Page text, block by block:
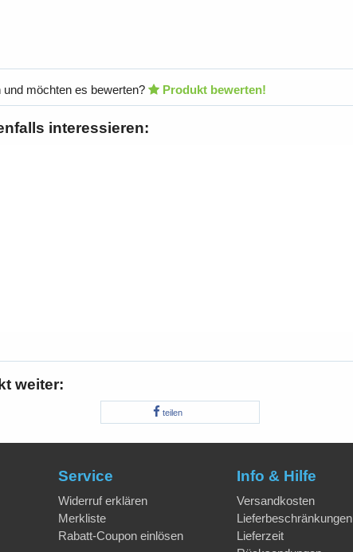
möchten es bewerten? Produkt bewerten!
interessieren:
weiter:
teilen
Service
Widerruf erklären
Merkliste
Rabatt-Coupon einlösen
Info & Hilfe
Versandkosten
Lieferbeschränkungen
Lieferzeit